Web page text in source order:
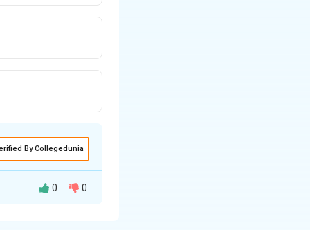
By Collegedunia
0 0